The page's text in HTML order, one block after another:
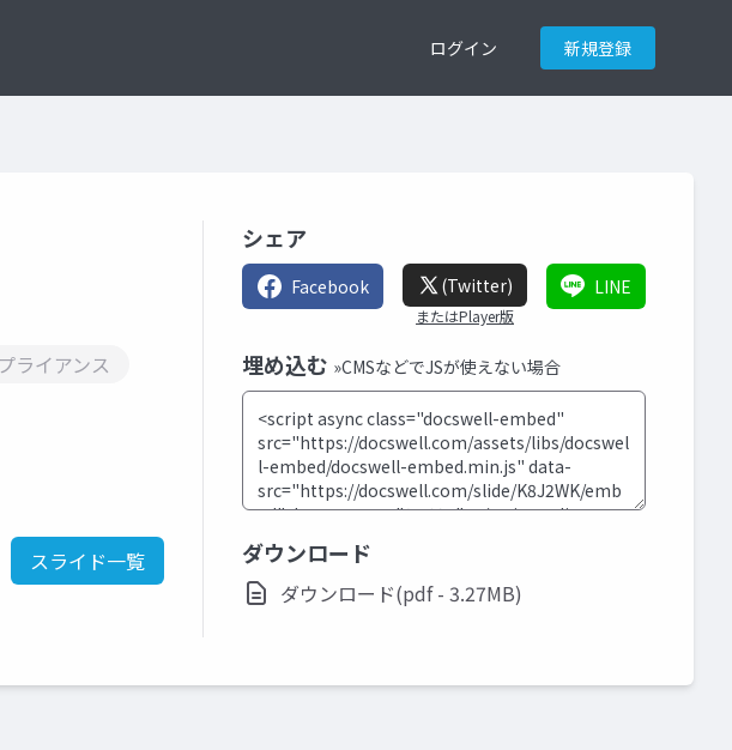
ログイン 新規登録
ライアンス
スライド一覧
シェア
Facebook (Twitter)
またはPlayer版
LINE
埋め込む »CMSなどでJSが使えない場合
ダウンロード
ダウンロード(pdf - 3.27MB)